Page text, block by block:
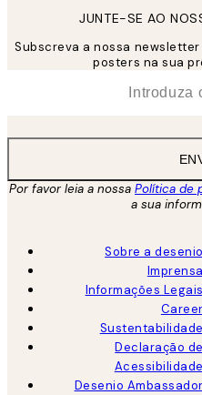
JUNTE-SE AO
Subscreva a nossa
posters na sua
Por favor leia a nossa Política de
a sua
Sobre a desenio
Imprensa
Informações Legais
Career
Sustentabilidade
Declaração de
Acessibilidade
Desenio Ambassador